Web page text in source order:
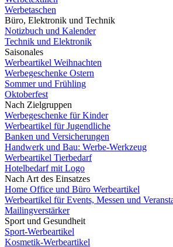
Werbetaschen
Büro, Elektronik und Technik
Notizbuch und Kalender
Technik und Elektronik
Saisonales
Werbeartikel Weihnachten
Werbegeschenke Ostern
Sommer und Frühling
Oktoberfest
Nach Zielgruppen
Werbegeschenke für Kinder
Werbeartikel für Jugendliche
Banken und Versicherungen
Handwerk und Bau: Werbe-Werkzeug
Werbeartikel Tierbedarf
Hotelbedarf mit Logo
Nach Art des Einsatzes
Home Office und Büro Werbeartikel
Werbeartikel für Events, Messen und
Mailingverstärker
Sport und Gesundheit
Sport-Werbeartikel
Kosmetik-Werbeartikel